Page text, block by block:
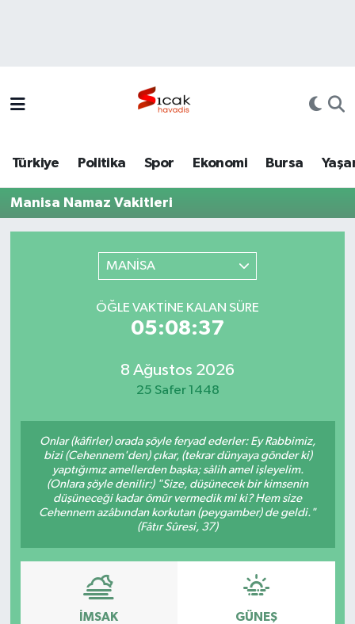
Türkiye Politika Spor Ekonomi Bursa
Manisa Namaz Vakitleri
MANİSA
ÖĞLE VAKTINE KALAN SÜRE
05:08:37
8 Ağustos 2026
25 Safer 1448
Onlar (kâfirler) orada şöyle feryad ederler: Ey Rabbimiz,
bizi (Cehennem'den) çıkar, (tekrar dünyaya gönder ki)
yaptığımız amellerden başka; sâlih amel işleyelim.
(Onlara şöyle denilir:) "Size, düşünecek bir kimsenin
düşüneceği kadar ömür vermedik mi ki? Hem size
Cehennem azâbından korkutan (peygamber) de geldi."
(Fâtır Sûresi, 37)
İMSAK GÜNEŞ
Politika
Sağlık
Dünya
Magazin
Gündem
Kültür & Sanat
Tüm Manşetler
Son Dakika Haberleri
Haber Arşivi